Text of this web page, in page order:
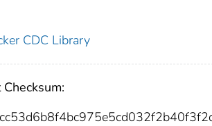
CDC Library